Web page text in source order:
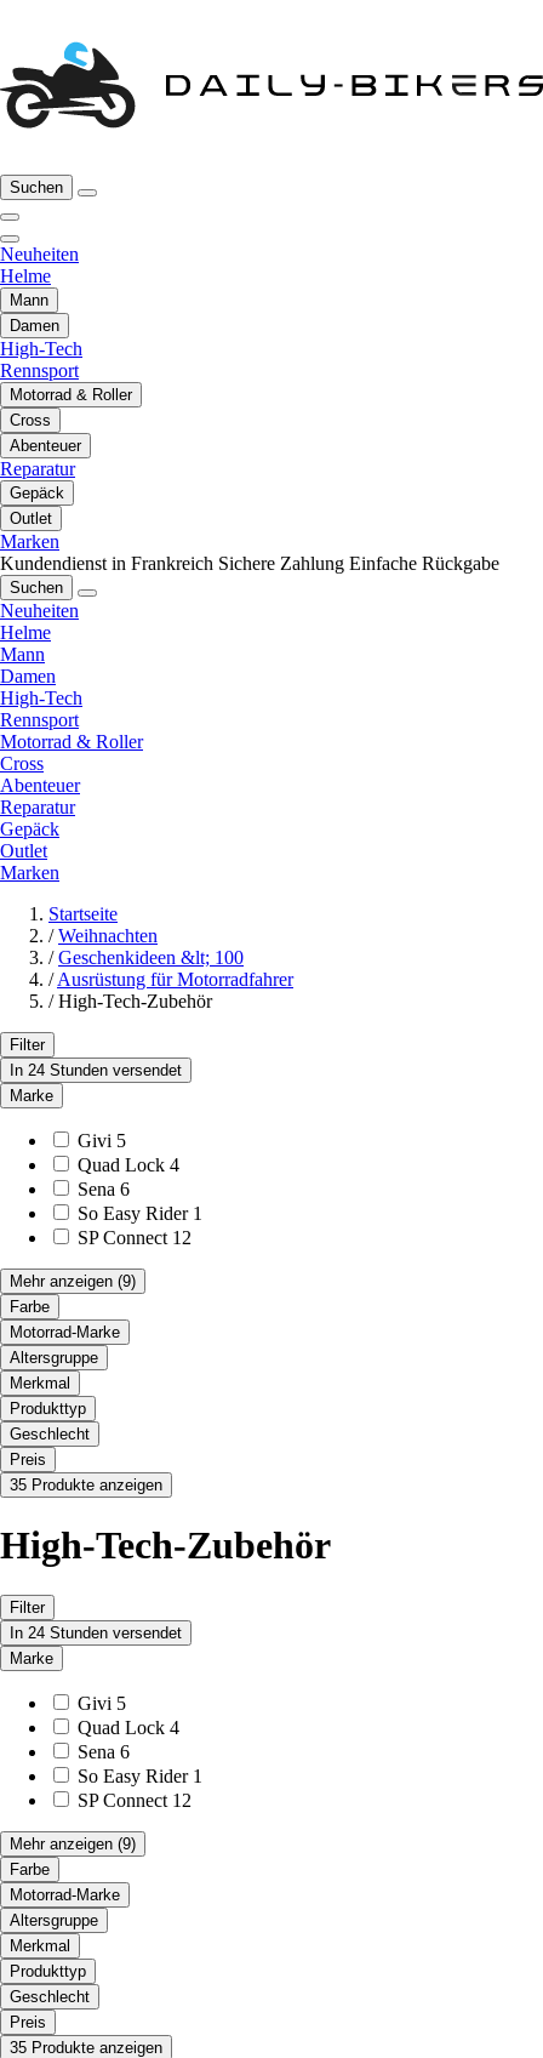
Suchen
Neuheiten
Helme
Mann
Damen
High-Tech
Rennsport
Motorrad & Roller
Cross
Abenteuer
Reparatur
Gepäck
Outlet
Marken
Kundendienst in Frankreich Sichere Zahlung Einfache Rückgabe
Suchen
Neuheiten
Helme
Mann
Damen
High-Tech
Rennsport
Motorrad & Roller
Cross
Abenteuer
Reparatur
Gepäck
Outlet
Marken
Startseite
/ Weihnachten
/ Geschenkideen &lt; 100
/ Ausrüstung für Motorradfahrer
/ High-Tech-Zubehör
Filter
In 24 Stunden versendet
Marke
Givi 5
Quad Lock 4
Sena 6
So Easy Rider 1
SP Connect 12
Mehr anzeigen (9)
Farbe
Motorrad-Marke
Altersgruppe
Merkmal
Produkttyp
Geschlecht
Preis
35 Produkte anzeigen
High-Tech-Zubehör
Filter
In 24 Stunden versendet
Marke
Givi 5
Quad Lock 4
Sena 6
So Easy Rider 1
SP Connect 12
Mehr anzeigen (9)
Farbe
Motorrad-Marke
Altersgruppe
Merkmal
Produkttyp
Geschlecht
Preis
35 Produkte anzeigen